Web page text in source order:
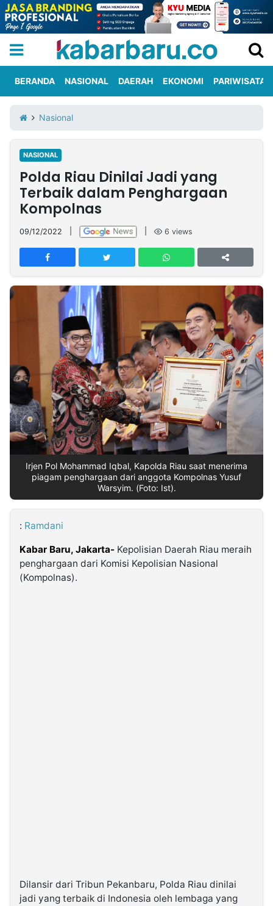
Iklan
Berita
Kami
Nasional
International
Olahraga
Entertainment
Daerah
Pariwisata
Kuliner
Kolom
Network
PT
TREETAN
INDONESIA
NTB
Time
IDN
Jogja
Rakyat
News
Notice
Dinamikapost.com
Baru
Seedbacklink
Follow
Kabarbaru
Kabarbaru.co
BERANDA NASIONAL DAERAH EKONOMI PARIWISATA
Nasional
NASIONAL
Polda Riau Dinilai Jadi yang
Terbaik dalam Penghargaan
Kompolnas
09/12/2022 6 views
Irjen Pol Mohammad Iqbal, Kapolda Riau saat menerima
piagam penghargaan dari anggota Kompolnas Yusuf
Warsyim. (Foto: Ist).
: Ramdani
Kabar Baru, Jakarta- Kepolisian Daerah Riau meraih
penghargaan dari Komisi Kepolisian Nasional
(Kompolnas).
Dilansir dari Tribun Pekanbaru, Polda Riau dinilai
jadi yang terbaik di Indonesia oleh lembaga yang